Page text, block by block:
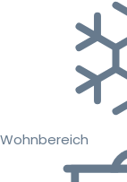
Wohnbereich